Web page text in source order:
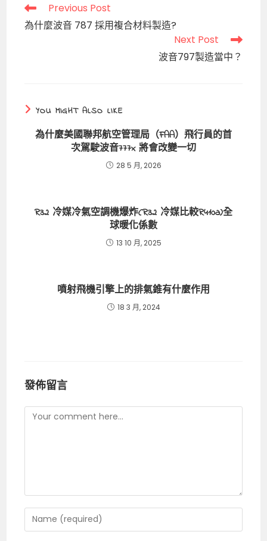
Read
more
articles
Previous Post
為什麼波音 787 採用複合材料製造?
Next Post
波音797製造當中？
YOU MIGHT ALSO LIKE
為什麼美國聯邦航空管理局（FAA）飛行員的首
次駕駛波音777x 將會改變一切
28 5 月, 2026
R32 冷媒冷氣空調機爆炸(R32 冷媒比較R410a)全
球暖化係數
13 10 月, 2025
噴射飛機引擎上的排氣錐有什麼作用
18 3 月, 2024
發佈留言
Comment
Enter
your